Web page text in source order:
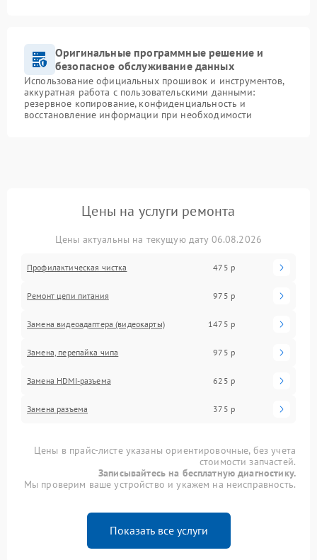
Оригинальные программные решение и
безопасное обслуживание данных
Использование официальных прошивок и инструментов,
аккуратная работа с пользовательскими данными:
резервное копирование, конфиденциальность и
восстановление информации при необходимости
Цены на услуги ремонта
Цены актуальны на текущую дату 06.08.2026
Профилактическая чистка 475 р
Ремонт цепи питания 975 р
Замена видеоадаптера (видеокарты) 1475 р
Замена, перепайка чипа 975 р
Замена HDMI-разъема 625 р
Замена разъема 375 р
Цены в прайс-листе указаны ориентировочные, без учета
стоимости запчастей.
Записывайтесь на бесплатную диагностику.
Мы проверим ваше устройство и укажем на неисправность.
Показать все услуги